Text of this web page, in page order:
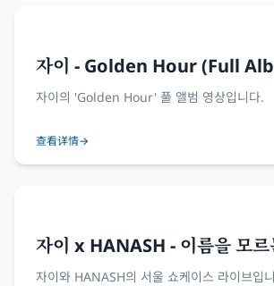
자이 - Golden Hour (Full
자이의 'Golden Hour' 풀 앨범 영상입니다.
查看详情→
자이 x HANASH - 이름을 모르
그대에게 서울 쇼케이스
자이와 HANASH의 서울 쇼케이스 라이브입